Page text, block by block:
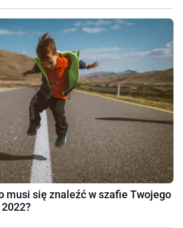
musi się znaleźć w szafie Twojego